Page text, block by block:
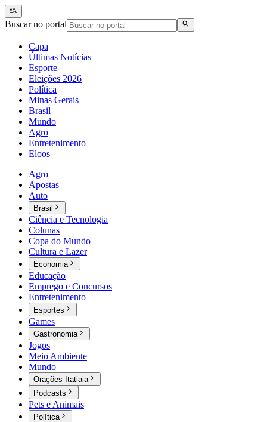
Buscar no portal
Capa
Últimas Notícias
Esporte
Eleições 2026
Política
Minas Gerais
Brasil
Mundo
Agro
Entretenimento
Eloos
Agro
Apostas
Auto
Brasil
Ciência e Tecnologia
Colunas
Copa do Mundo
Cultura e Lazer
Economia
Educação
Emprego e Concursos
Entretenimento
Esportes
Games
Gastronomia
Jogos
Meio Ambiente
Mundo
Orações Itatiaia
Podcasts
Pets e Animais
Política